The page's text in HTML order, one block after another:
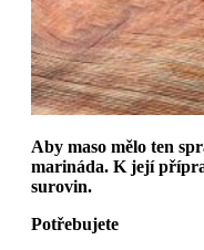
Aby maso mělo ten
marináda. K její
surovin.
Potřebujete